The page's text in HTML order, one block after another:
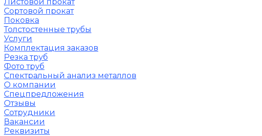
Сортовой прокат
Поковка
Толстостенные трубы
Услуги
Комплектация заказов
Резка труб
Фото труб
Спектральный анализ металлов
О компании
Спецпредложения
Отзывы
Сотрудники
Вакансии
Реквизиты